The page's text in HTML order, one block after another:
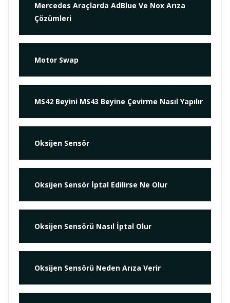
Mercedes Araçlarda AdBlue Ve Nox Arıza
Çözümleri
Motor Swap
MS42 Beyini MS43 Beyine Çevirme Nasıl Yapılır
Oksijen Sensör
Oksijen Sensör İptal Edilirse Ne Olur
Oksijen Sensörü Nasıl İptal Olur
Oksijen Sensörü Neden Arıza Verir